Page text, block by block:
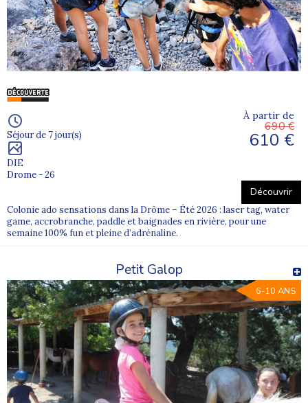
Séjour de 7 jour(s)
DIE
Drome - 26
À partir de
690 €
610 €
Découvrir
Colonie ado sensations dans la Drôme – Été 2026 : laser tag, water
game, accrobranche, paddle et baignades en rivière, pour une
semaine 100% fun et pleine d’adrénaline.
Petit Galop
6-10 ANS